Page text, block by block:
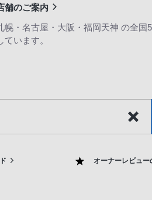
舗のご案内
幌・名古屋・大阪・福岡天神 の全国
ています。
オーナーレビュー